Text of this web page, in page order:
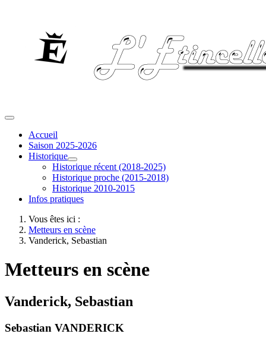
Accueil
Saison 2025-2026
Historique
Historique récent (2018-2025)
Historique proche (2015-2018)
Historique 2010-2015
Infos pratiques
Vous êtes ici :
Metteurs en scène
Vanderick, Sebastian
Metteurs en scène
Vanderick, Sebastian
Sebastian VANDERICK